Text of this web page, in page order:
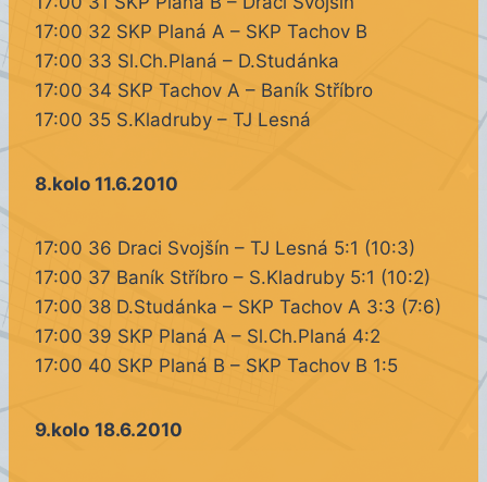
17:00 32 SKP Planá A – SKP Tachov B
17:00 33 Sl.Ch.Planá – D.Studánka
17:00 34 SKP Tachov A – Baník Stříbro
17:00 35 S.Kladruby – TJ Lesná
8.kolo 11.6.2010
17:00 36 Draci Svojšín – TJ Lesná 5:1 (10:3)
17:00 37 Baník Stříbro – S.Kladruby 5:1 (10:2)
17:00 38 D.Studánka – SKP Tachov A 3:3 (7:6)
17:00 39 SKP Planá A – Sl.Ch.Planá 4:2
17:00 40 SKP Planá B – SKP Tachov B 1:5
9.kolo 18.6.2010